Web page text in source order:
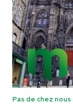
Pas de chez nous